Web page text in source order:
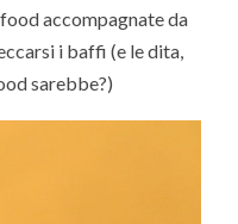
accompagnate da
i baffi (e le dita,
sarebbe?)